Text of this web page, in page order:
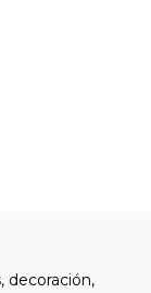
decoración,